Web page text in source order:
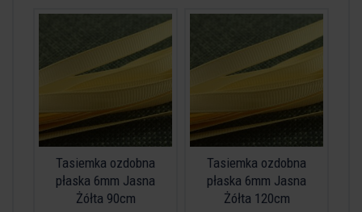
Tasiemka ozdobna
płaska 6mm Jasna
Żółta 90cm
Tasiemka ozdobna
płaska 6mm Jasna
Żółta 120cm